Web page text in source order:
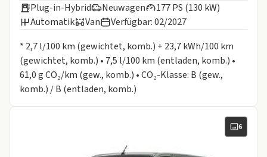
Plug-in-Hybrid
Neuwagen
177 PS (130 kW)
Automatik
Van
Verfügbar: 02/2027
* 2,7 l/100 km (gewichtet, komb.) + 23,7 kWh/100 km
(gewichtet, komb.) • 7,5 l/100 km (entladen, komb.) •
61,0 g CO₂/km (gew., komb.) • CO₂-Klasse: B (gew.,
komb.) / B (entladen, komb.)
6